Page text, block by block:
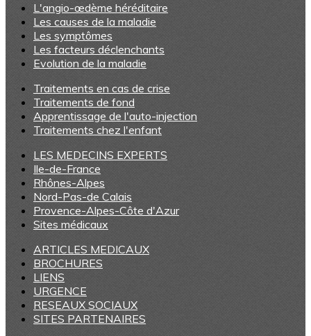
L'angio-œdème héréditaire
Les causes de la maladie
Les symptômes
Les facteurs déclenchants
Evolution de la maladie
Traitements en cas de crise
Traitements de fond
Apprentissage de l'auto-injection
Traitements chez l'enfant
LES MEDECINS EXPERTS
Ile-de-France
Rhônes-Alpes
Nord-Pas-de Calais
Provence-Alpes-Côte d'Azur
Sites médicaux
ARTICLES MEDICAUX
BROCHURES
LIENS
URGENCE
RESEAUX SOCIAUX
SITES PARTENAIRES